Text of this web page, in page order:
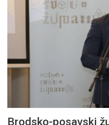
Brodsko-posavski